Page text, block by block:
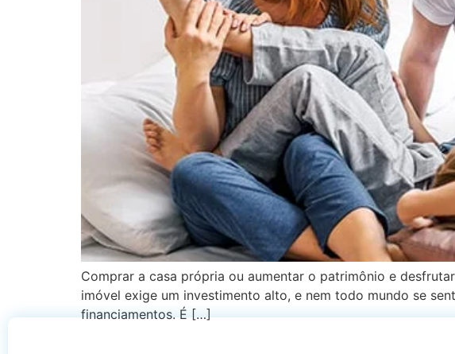
Comprar a casa própria ou aumentar o patrimônio e
imóvel exige um investimento alto, e nem todo mundo se
financiamentos. É […]